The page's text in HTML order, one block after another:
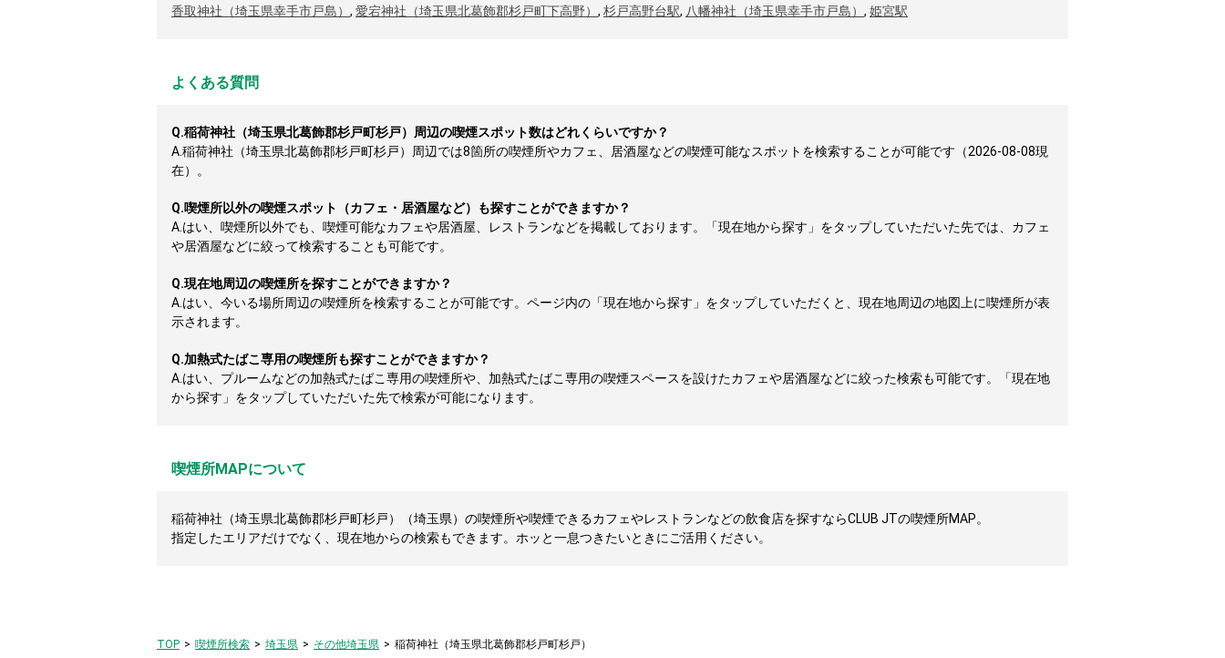
香取神社（埼玉県幸手市戸島） , 愛宕神社（埼玉県北葛飾郡杉戸町下高野） , 杉戸高野台駅, 八幡神社（埼玉県幸手市戸島） , 姫宮駅
よくある質問
Q.稲荷神社（埼玉県北葛飾郡杉戸町杉戸）周辺の喫煙スポット数はどれくらいですか？
A.稲荷神社（埼玉県北葛飾郡杉戸町杉戸）周辺では8箇所の喫煙所やカフェ、居酒屋などの喫煙可能なスポットを検索することが可能です（2026-08-08現
在）。
Q.喫煙所以外の喫煙スポット（カフェ・居酒屋など）も探すことができますか？
A. はい、喫煙所以外でも、喫煙可能なカフェや居酒屋、レストランなどを掲載しております。「現在地から探す」をタップしていただいた先では、カフェ
や居酒屋などに絞って検索することも可能です。
Q.現在地周辺の喫煙所を探すことができますか？
A. はい、今いる場所周辺の喫煙所を検索することが可能です。ページ内の「現在地から探す」をタップしていただくと、現在地周辺の地図上に喫煙所が表
示されます。
Q.加熱式たばこ専用の喫煙所も探すことができますか？
A. はい、プルームなどの加熱式たばこ専用の喫煙所や、加熱式たばこ専用の喫煙スペースを設けたカフェや居酒屋などに絞った検索も可能です。「現在地
から探す」をタップしていただいた先で検索が可能になります。
喫煙所MAPについて
稲荷神社（埼玉県北葛飾郡杉戸町杉戸）（埼玉県）の喫煙所や喫煙できるカフェやレストランなどの飲食店を探すならCLUB JTの喫煙所MAP。
指定したエリアだけでなく、現在地からの検索もできます。ホッと一息つきたいときにご活用ください。
TOP 喫煙所検索 埼玉県 その他埼玉県 稲荷神社（埼玉県北葛飾郡杉戸町杉戸）